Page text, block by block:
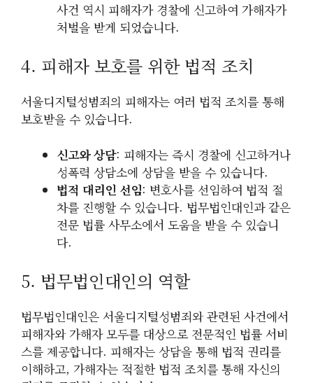
사건 역시 피해자가 경찰에 신고하여 가해자가
처벌을 받게 되었습니다.
4. 피해자 보호를 위한 법적 조치
서울디지털성범죄의 피해자는 여러 법적 조치를 통해
보호받을 수 있습니다.
신고와 상담: 피해자는 즉시 경찰에 신고하거나
성폭력 상담소에 상담을 받을 수 있습니다.
법적 대리인 선임: 변호사를 선임하여 법적 절
차를 진행할 수 있습니다. 법무법인대인과 같은
전문 법률 사무소에서 도움을 받을 수 있습니
다.
5. 법무법인대인의 역할
법무법인대인은 서울디지털성범죄와 관련된 사건에서
피해자와 가해자 모두를 대상으로 전문적인 법률 서비
스를 제공합니다. 피해자는 상담을 통해 법적 권리를
이해하고, 가해자는 적절한 법적 조치를 통해 자신의